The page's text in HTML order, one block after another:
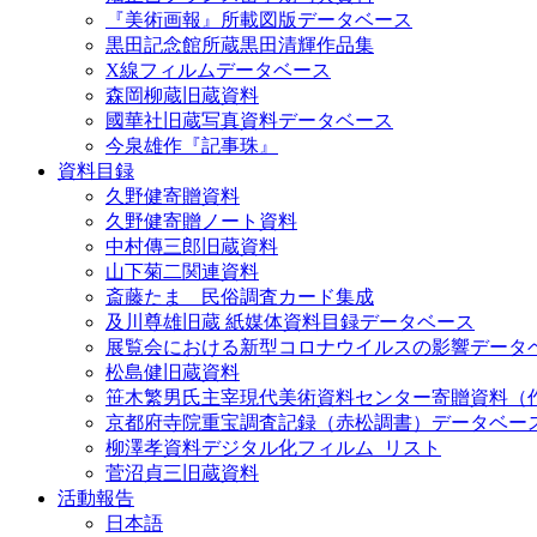
『美術画報』所載図版データベース
黒田記念館所蔵黒田清輝作品集
X線フィルムデータベース
森岡柳蔵旧蔵資料
國華社旧蔵写真資料データベース
今泉雄作『記事珠』
資料目録
久野健寄贈資料
久野健寄贈ノート資料
中村傳三郎旧蔵資料
山下菊二関連資料
斎藤たま 民俗調査カード集成
及川尊雄旧蔵 紙媒体資料目録データベース
展覧会における新型コロナウイルスの影響データ
松島健旧蔵資料
笹木繁男氏主宰現代美術資料センター寄贈資料（
京都府寺院重宝調査記録（赤松調書）データベー
柳澤孝資料デジタル化フィルム_リスト
菅沼貞三旧蔵資料
活動報告
日本語